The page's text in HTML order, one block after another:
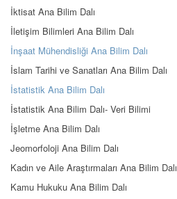
İktisat Ana Bilim Dalı
İletişim Bilimleri Ana Bilim Dalı
İnşaat Mühendisliği Ana Bilim Dalı
İslam Tarihi ve Sanatları Ana Bilim Dalı
İstatistik Ana Bilim Dalı
İstatistik Ana Bilim Dalı- Veri Bilimi
İşletme Ana Bilim Dalı
Jeomorfoloji Ana Bilim Dalı
Kadın ve Aile Araştırmaları Ana Bilim Dalı
Kamu Hukuku Ana Bilim Dalı